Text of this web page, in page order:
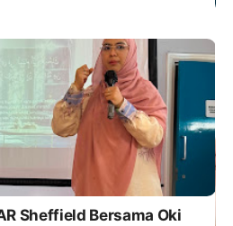
Sheffield Bersama Oki